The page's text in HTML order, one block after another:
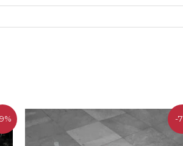
-
El
precio
original
actual